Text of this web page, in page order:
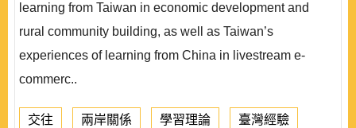
learning from Taiwan in economic development and
rural community building, as well as Taiwan’s
experiences of learning from China in livestream e-
commerc..
交往 兩岸關係 學習理論 臺灣經驗